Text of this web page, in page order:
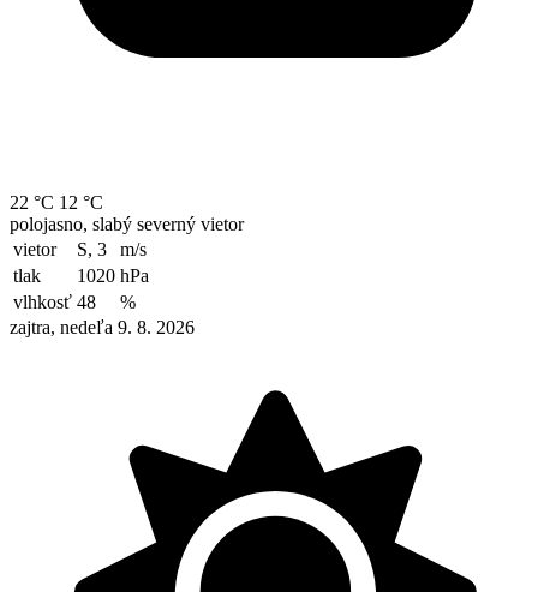
22 °C 12 °C
polojasno, slabý severný vietor
vietor
S, 3
m/s
tlak
1020 hPa
vlhkosť 48
%
zajtra, nedeľa 9. 8. 2026